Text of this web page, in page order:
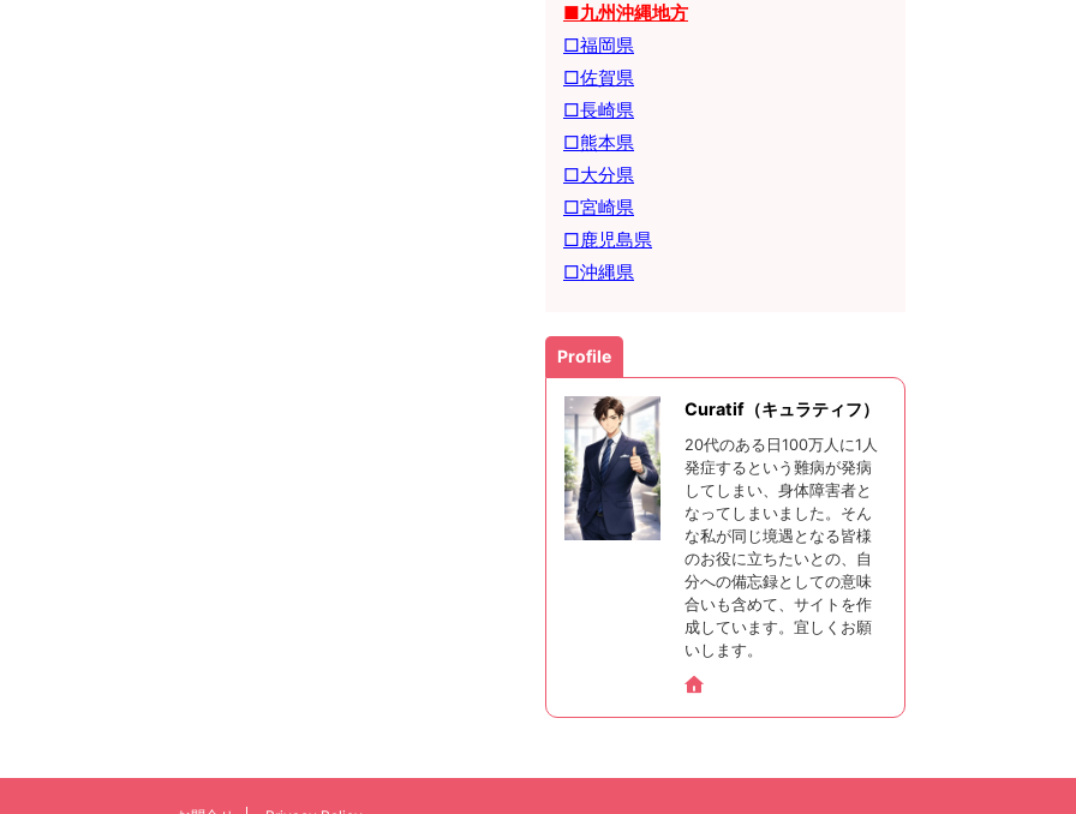
■九州沖縄地方
□福岡県
□佐賀県
□長崎県
□熊本県
□大分県
□宮崎県
□鹿児島県
□沖縄県
Profile
Curatif（キュラティフ）
20代のある日100万人に1人
発症するという難病が発病
してしまい、身体障害者と
なってしまいました。そん
な私が同じ境遇となる皆様
のお役に立ちたいとの、自
分への備忘録としての意味
合いも含めて、サイトを作
成しています。宜しくお願
いします。